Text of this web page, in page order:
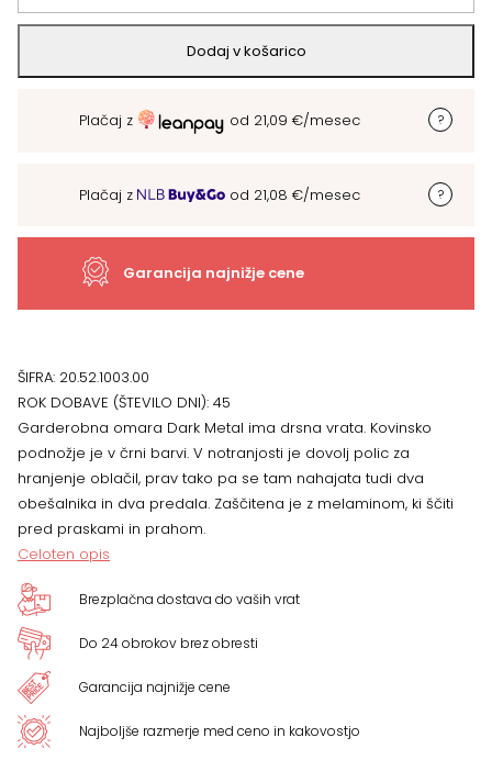
omara
Dark
211
58
cm
količina
Dodaj v košarico
Plačaj z od 21,09 €/mesec
Plačaj z od 21,08 €/mesec
Garancija najnižje cene
ŠIFRA: 20.52.1003.00
ROK DOBAVE (ŠTEVILO DNI): 45
Garderobna omara Dark Metal ima drsna vrata. Kovinsko
podnožje je v črni barvi. V notranjosti je dovolj polic za
hranjenje oblačil, prav tako pa se tam nahajata tudi dva
obešalnika in dva predala. Zaščitena je z melaminom, ki ščiti
pred praskami in prahom.
Celoten opis
Brezplačna dostava do vaših vrat
Do 24 obrokov brez obresti
Garancija najnižje cene
Najboljše razmerje med ceno in kakovostjo